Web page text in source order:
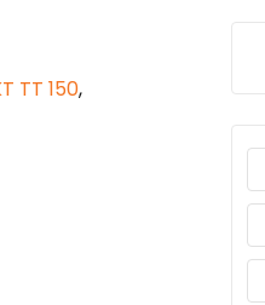
TT 150,